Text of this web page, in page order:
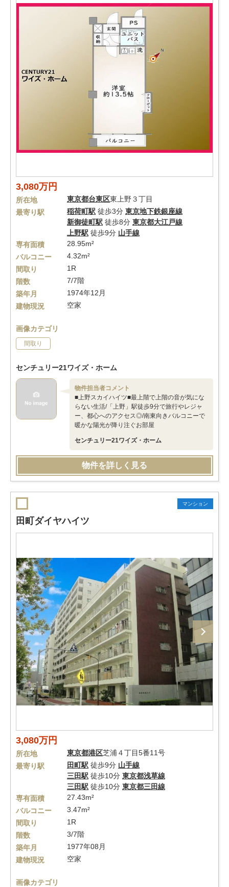
3,080万円
所在地 東京都台東区東上野３丁目
最寄り駅
稲荷町駅 徒歩3分 東京地下鉄銀座線
新御徒町駅 徒歩8分 東京都大江戸線
上野駅 徒歩9分 山手線
専有面積
28.95m²
バルコニー
4.32m²
間取り
1R
階数
7/7階
築年月
1974年12月
建物現況
空家
画像カテゴリ
間取り
センチュリー21ワイズ・ホーム
物件担当者コメント
■上野スカイハイツ■最上階で上階の音が気にな
らない生活/「上野」駅徒歩9分で旅行やレジャ
ー、都心へのアクセス◎/南東向きバルコニーで
暖かな陽光が降り注ぐお部屋
センチュリー21ワイズ・ホーム
物件を詳しく見る
マンション
田町ダイヤハイツ
3,080万円
所在地 東京都港区芝浦４丁目5番11号
最寄り駅
田町駅 徒歩9分 山手線
三田駅 徒歩10分 東京都浅草線
三田駅 徒歩10分 東京都三田線
専有面積
27.43m²
バルコニー
3.47m²
間取り
1R
階数
3/7階
築年月
1977年08月
建物現況
空家
画像カテゴリ